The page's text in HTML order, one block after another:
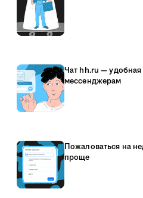
Чат hh.ru — удобная
мессенджерам
Пожаловаться на
проще